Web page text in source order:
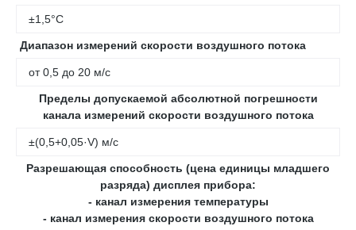
±1,5°С
Диапазон измерений скорости воздушного потока
от 0,5 до 20 м/с
Пределы допускаемой абсолютной погрешности
канала измерений скорости воздушного потока
±(0,5+0,05·V) м/с
Разрешающая способность (цена единицы младшего
разряда) дисплея прибора:
- канал измерения температуры
- канал измерения скорости воздушного потока